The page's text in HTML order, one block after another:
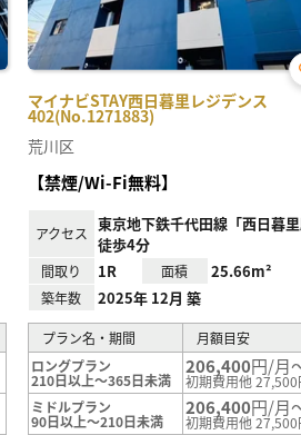
マイナビSTAY西日暮里レジデンス
402(No.1271883)
荒川区
【禁煙/Wi-Fi無料】
アクセス
東京地下鉄千代田線「西日暮里
徒歩4分
間取り 1R 面積 25.66m²
築年数 2025年 12月 築
プラン名・期間
月額目安
ロングプラン
210日以上～365日未満
206,400円/月
初期費用他 27,500
ミドルプラン
90日以上～210日未満
206,400円/月
初期費用他 27,500